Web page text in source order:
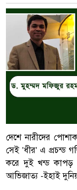
দেশে নারীদের
সেই 'ধীর' এ প্রচন্ড
করে দুই খন্ড কাপড়
আভিজাত্য -ইহাই